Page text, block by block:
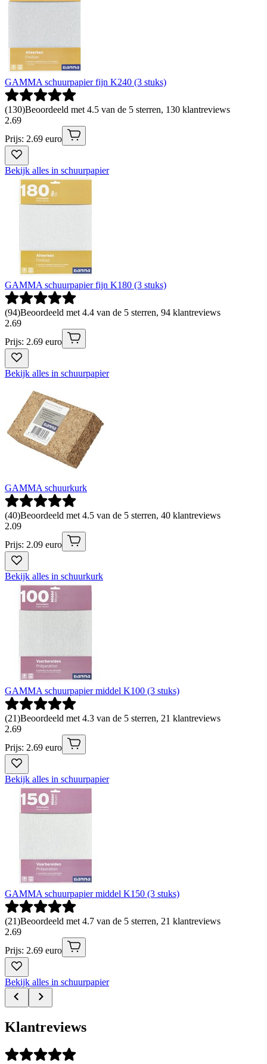
GAMMA schuurpapier fijn K240 (3 stuks)
(130)Beoordeeld met 4.5 van de 5 sterren, 130 klantreviews
2.69
Prijs: 2.69 euro
Bekijk alles in schuurpapier
GAMMA schuurpapier fijn K180 (3 stuks)
(94)Beoordeeld met 4.4 van de 5 sterren, 94 klantreviews
2.69
Prijs: 2.69 euro
Bekijk alles in schuurpapier
GAMMA schuurkurk
(40)Beoordeeld met 4.5 van de 5 sterren, 40 klantreviews
2.09
Prijs: 2.09 euro
Bekijk alles in schuurkurk
GAMMA schuurpapier middel K100 (3 stuks)
(21)Beoordeeld met 4.3 van de 5 sterren, 21 klantreviews
2.69
Prijs: 2.69 euro
Bekijk alles in schuurpapier
GAMMA schuurpapier middel K150 (3 stuks)
(21)Beoordeeld met 4.7 van de 5 sterren, 21 klantreviews
2.69
Prijs: 2.69 euro
Bekijk alles in schuurpapier
Klantreviews